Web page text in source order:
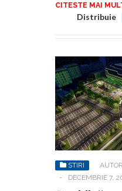
CITESTE MAI
Distribuie
STIRI
-
DECEMBRIE 7,